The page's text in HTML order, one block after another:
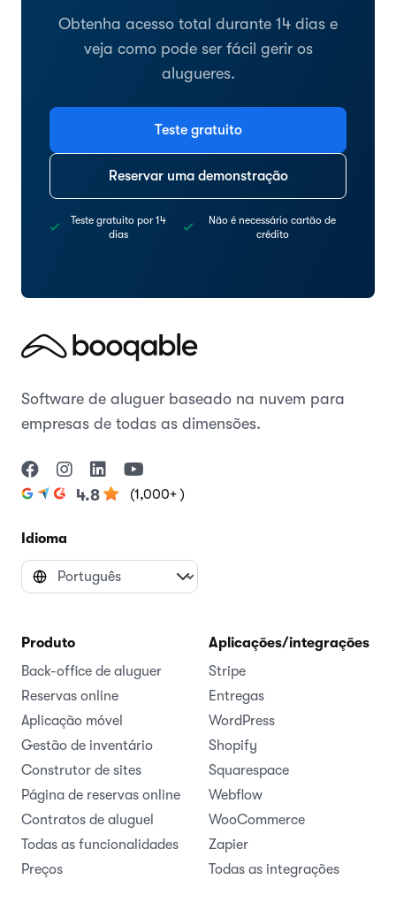
Obtenha acesso total durante 14 dias e
veja como pode ser fácil gerir os
alugueres.
Teste gratuito
Reservar uma demonstração
Teste gratuito por 14
dias
Não é necessário cartão de
crédito
Software de aluguer baseado na nuvem para
empresas de todas as dimensões.
4.8 (1,000+ )
Idioma
Produto
Back-office de aluguer
Reservas online
Aplicação móvel
Gestão de inventário
Construtor de sites
Página de reservas online
Contratos de aluguel
Todas as funcionalidades
Preços
Aplicações/integrações
Stripe
Entregas
WordPress
Shopify
Squarespace
Webflow
WooCommerce
Zapier
Todas as integrações